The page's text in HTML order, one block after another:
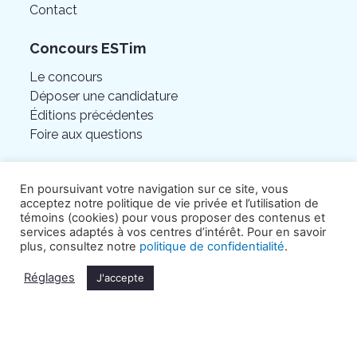
Contact
Concours ESTim
Le concours
Déposer une candidature
Éditions précédentes
Foire aux questions
©Chambre de commerce de l’Est de Montréal.
Tous droits réservés.
En poursuivant votre navigation sur ce site, vous
acceptez notre politique de vie privée et l’utilisation de
témoins (cookies) pour vous proposer des contenus et
services adaptés à vos centres d’intérêt. Pour en savoir
plus, consultez notre politique de confidentialité.
Réglages J'accepte